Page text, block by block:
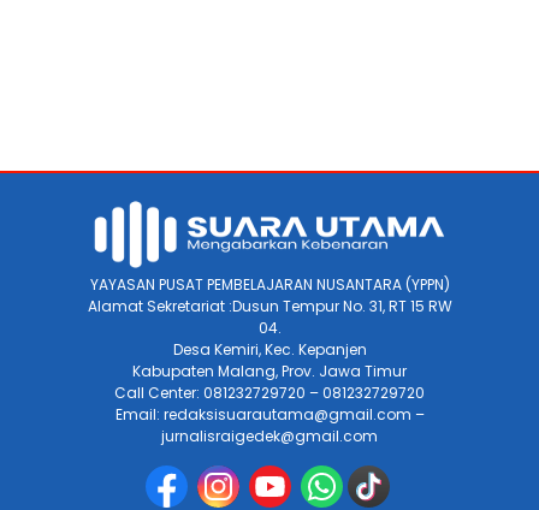
YAYASAN PUSAT PEMBELAJARAN NUSANTARA (YPPN)
Alamat Sekretariat :Dusun Tempur No. 31, RT 15 RW
04.
Desa Kemiri, Kec. Kepanjen
Kabupaten Malang, Prov. Jawa Timur
Call Center: 081232729720 – 081232729720
Email: redaksisuarautama@gmail.com –
jurnalisraigedek@gmail.com